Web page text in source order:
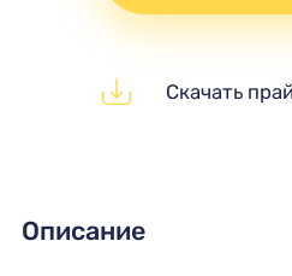
Скачать
Описание